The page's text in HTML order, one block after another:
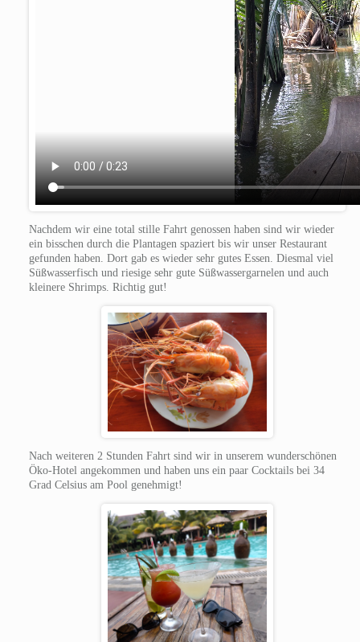
Nachdem wir eine total stille Fahrt genossen haben sind wir wieder
ein bisschen durch die Plantagen spaziert bis wir unser Restaurant
gefunden haben. Dort gab es wieder sehr gutes Essen. Diesmal viel
Süßwasserfisch und riesige sehr gute Süßwassergarnelen und auch
kleinere Shrimps. Richtig gut!
Nach weiteren 2 Stunden Fahrt sind wir in unserem wunderschönen
Öko-Hotel angekommen und haben uns ein paar Cocktails bei 34
Grad Celsius am Pool genehmigt!